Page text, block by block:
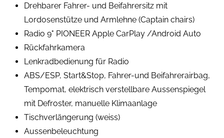
Drehbarer Fahrer- und Beifahrersitz mit
Lordosenstütze und Armlehne (Captain chairs)
Radio 9" PIONEER Apple CarPlay /Android Auto
Rückfahrkamera
Lenkradbedienung für Radio
ABS/ESP, Start&Stop, Fahrer-und Beifahrerairbag,
Tempomat, elektrisch verstellbare Aussenspiegel
mit Defroster, manuelle Klimaanlage
Tischverlängerung (weiss)
Aussenbeleuchtung